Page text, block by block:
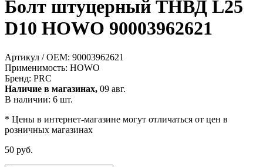
Болт штуцерный ТНВД L25
D10 HOWO 90003962621
Артикул / OEM: 90003962621
Применимость: HOWO
Бренд: PRC
Наличие в магазинах, 09 авг.
В наличии: 6 шт.
* Цены в интернет-магазине могут отличаться от цен в
розничных магазинах
50 руб.